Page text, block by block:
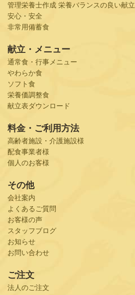
管理栄養士作成 栄養バランスの良い献立
安心・安全
非常用備蓄食
献立・メニュー
通常食・行事メニュー
やわらか食
ソフト食
栄養価調整食
献立表ダウンロード
料金・ご利用方法
高齢者施設・介護施設様
配食事業者様
個人のお客様
その他
会社案内
よくあるご質問
お客様の声
スタッフブログ
お知らせ
お問い合わせ
ご注文
法人のご注文